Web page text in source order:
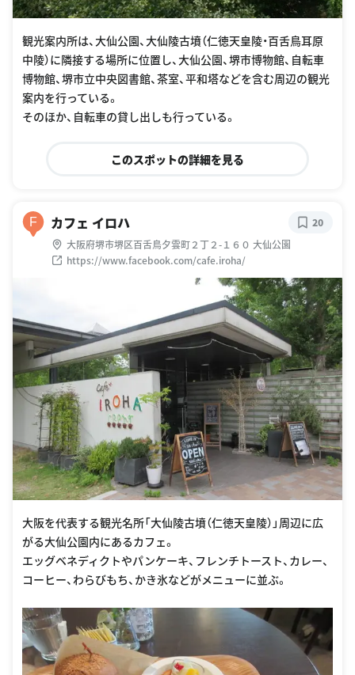
観光案内所は、大仙公園、大仙陵古墳（仁徳天皇陵・百舌鳥耳原
中陵）に隣接する場所に位置し、大仙公園、堺市博物館、自転車
博物館、堺市立中央図書館、茶室、平和塔などを含む周辺の観光
案内を行っている。
そのほか、自転車の貸し出しも行っている。
このスポットの詳細を見る
F カフェ イロハ
大阪府堺市堺区百舌鳥夕雲町２丁２-１６０ 大仙公園
https://www.facebook.com/cafe.iroha/
20
大阪を代表する観光名所「大仙陵古墳（仁徳天皇陵）」周辺に広
がる大仙公園内にあるカフェ。
エッグベネディクトやパンケーキ、フレンチトースト、カレー、
コーヒー、わらびもち、かき氷などがメニューに並ぶ。